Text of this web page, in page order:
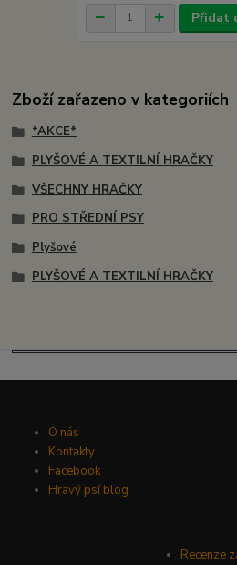
Přidat
Zboží zařazeno v kategoriích
*AKCE*
PLYŠOVÉ A TEXTILNÍ HRAČKY
VŠECHNY HRAČKY
PRO STŘEDNÍ PSY
Plyšové
PLYŠOVÉ A TEXTILNÍ HRAČKY
O nás
Kontakty
Facebook
Hravý psí blog
Recenze